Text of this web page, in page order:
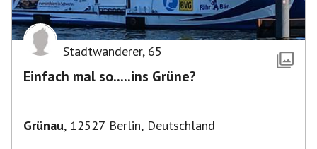
Stadtwanderer, 65
Einfach mal so.....ins Grüne?
Grünau, 12527 Berlin, Deutschland